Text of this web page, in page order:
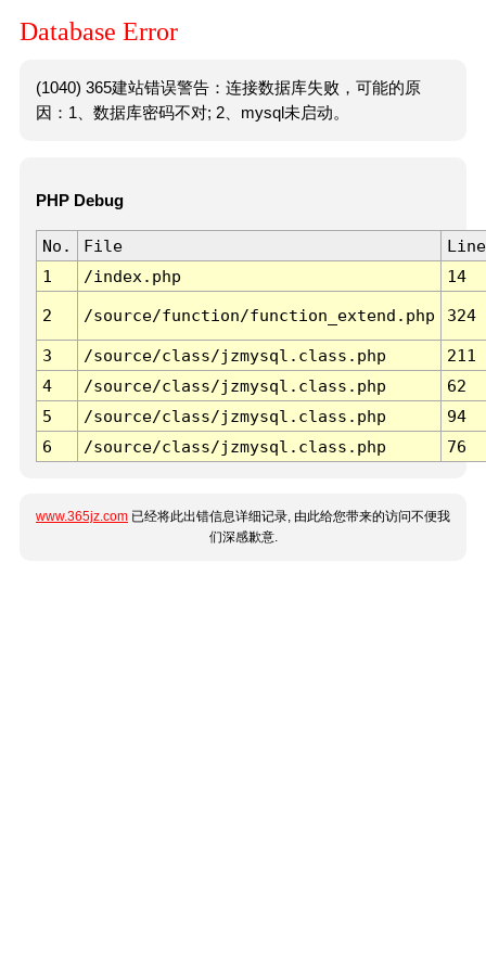
Database Error
(1040) 365建站错误警告：连接数据库失败，可能的原
因：1、数据库密码不对; 2、mysql未启动。
PHP Debug
No. File
Line
1
/index.php 14
2 /source/function/function_extend.php 324
3 /source/class/jzmysql.class.php
211
4
/source/class/jzmysql.class.php
62
5
/source/class/jzmysql.class.php
94
6
/source/class/jzmysql.class.php 76
www.365jz.com 已经将此出错信息详细记录, 由此给您带来的访问不便我
们深感歉意.